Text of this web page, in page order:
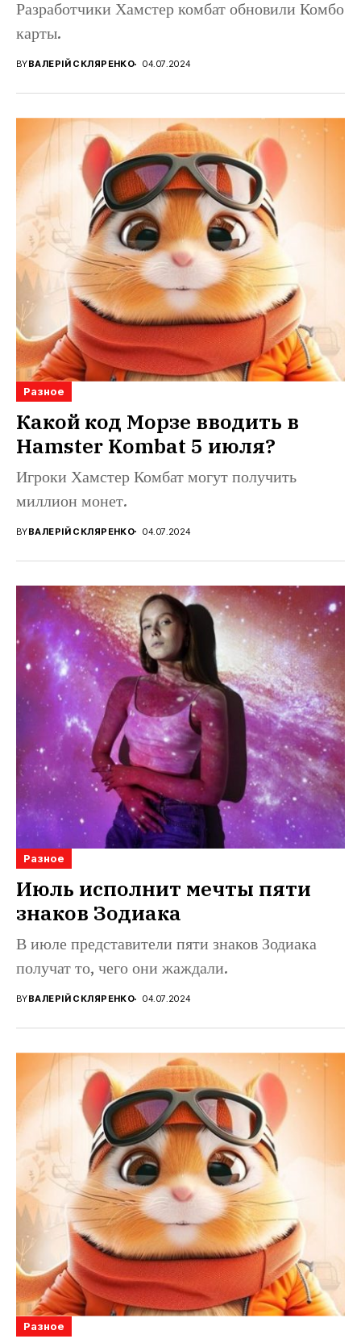
Разработчики Хамстер комбат обновили Комбо
карты.
BYВАЛЕРІЙ СКЛЯРЕНКО 04.07.2024
Разное
Какой код Морзе вводить в
Hamster Kombat 5 июля?
Игроки Хамстер Комбат могут получить
миллион монет.
BYВАЛЕРІЙ СКЛЯРЕНКО 04.07.2024
Разное
Июль исполнит мечты пяти
знаков Зодиака
В июле представители пяти знаков Зодиака
получат то, чего они жаждали.
BYВАЛЕРІЙ СКЛЯРЕНКО 04.07.2024
Разное